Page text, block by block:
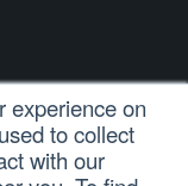
experience on
to collect
with our
2021 |Inicio de